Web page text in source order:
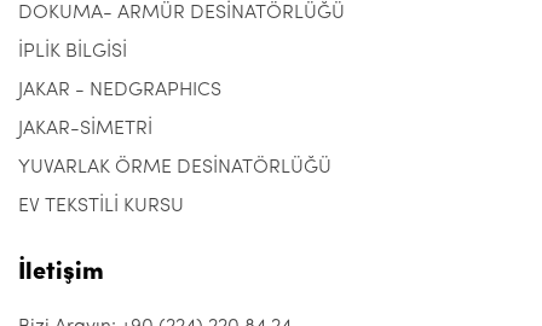
DOKUMA- ARMÜR DESİNATÖRLÜĞÜ
İPLİK BİLGİSİ
JAKAR - NEDGRAPHICS
JAKAR-SİMETRİ
YUVARLAK ÖRME DESİNATÖRLÜĞÜ
EV TEKSTİLİ KURSU
İletişim